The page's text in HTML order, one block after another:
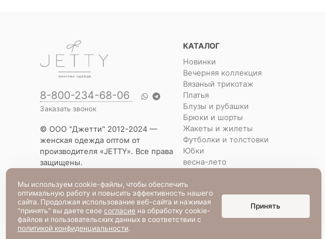
8-800-234-68-06
Заказать звонок
© ООО "Джетти" 2012-2024 —
женская одежда оптом от
производителя «JETTY». Все права
защищены.
условия их приобретения
действительны по состоянию на
текущую дату.
КАТАЛОГ
Новинки
Вечерняя коллекция
Вязаный трикотаж
Платья
Блузы и рубашки
Брюки и шорты
Жакеты и жилеты
Футболки и толстовки
Юбки
весна-лето
Уценка
Мы используем cookie-файлы, чтобы обеспечить
оптимальную работу и повысить эффективность нашего
сайта. Продолжая использование веб-сайта и нажимая
"принять" вы даете свое согласие на обработку cookie-
файлов и пользовательских данных в соответствии с
политикой конфиденциальности.
Принять